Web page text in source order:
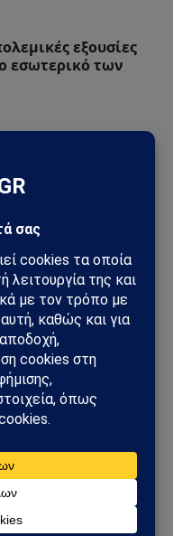
εξουσίες
εσωτερικό των
τους Τούρκους
φωτιές στη